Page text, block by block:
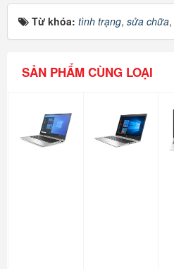
Từ khóa: tình trạng, sửa chữa,
SẢN PHẨM CÙNG LOẠI